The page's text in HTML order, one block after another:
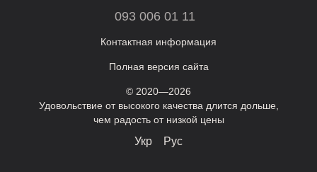
093 006 01 11
Контактная информация
Полная версия сайта
© 2020—2026
Удовольствие от высокого качества длится дольше,
чем радость от низкой цены
Укр Рус